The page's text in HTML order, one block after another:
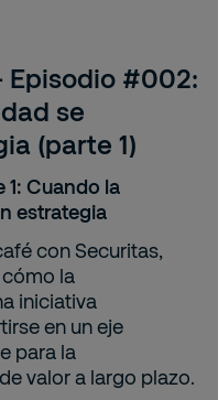
Episodio #002:
se
(parte 1)
1: Cuando la
estrategia
con Securitas,
la
iniciativa
en un eje
para la
valor a largo plazo.